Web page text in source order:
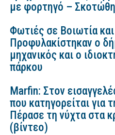
με φορτηγό –
Φωτιές σε Βοιωτία
Προφυλακίστηκαν ο
μηχανικός και ο
πάρκου
Marfin: Στον
που κατηγορείται για
Πέρασε τη νύχτα στα
(βίντεο)